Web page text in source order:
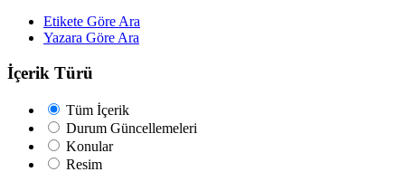
Etikete Göre Ara
Yazara Göre Ara
İçerik Türü
Tüm İçerik
Durum Güncellemeleri
Konular
Resim